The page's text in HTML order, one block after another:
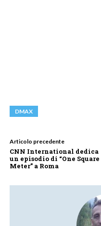
DMAX
Articolo precedente
CNN International dedica
un episodio di “One Square
Meter” a Roma